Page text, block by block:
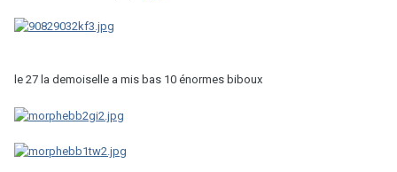
le 27 la demoiselle a mis bas 10 énormes biboux